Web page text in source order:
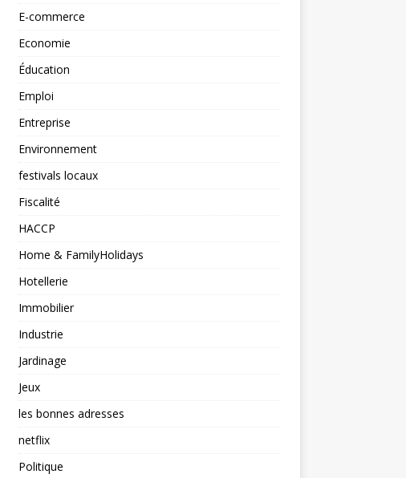
E-commerce
Economie
Éducation
Emploi
Entreprise
Environnement
festivals locaux
Fiscalité
HACCP
Home & FamilyHolidays
Hotellerie
Immobilier
Industrie
Jardinage
Jeux
les bonnes adresses
netflix
Politique